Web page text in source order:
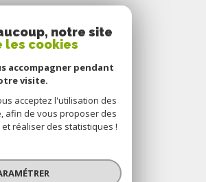
réservés
notre site
les cookies
accompagner pendant
visite.
acceptez l'utilisation des
afin de vous proposer des
réaliser des statistiques !